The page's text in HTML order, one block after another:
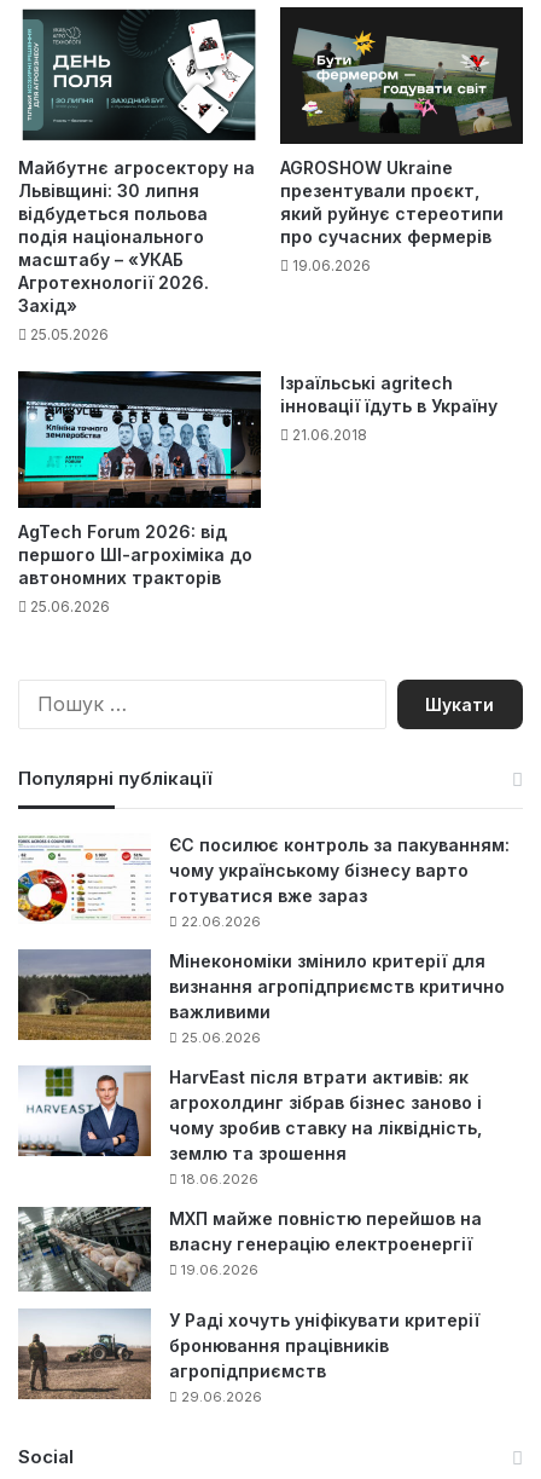
Майбутнє агросектору на
Львівщині: 30 липня
відбудеться польова
подія національного
масштабу – «УКАБ
Агротехнології 2026.
Захід»
25.05.2026
AGROSHOW Ukraine
презентували проєкт,
який руйнує стереотипи
про сучасних фермерів
19.06.2026
AgTech Forum 2026: від
першого ШІ-агрохіміка до
автономних тракторів
25.06.2026
Ізраїльські agritech
інновації їдуть в Україну
21.06.2018
П
Популярні публікації
ЄС посилює контроль за пакуванням:
чому українському бізнесу варто
готуватися вже зараз
22.06.2026
Мінекономіки змінило критерії для
визнання агропідприємств критично
важливими
25.06.2026
HarvEast після втрати активів: як
агрохолдинг зібрав бізнес заново і
чому зробив ставку на ліквідність,
землю та зрошення
18.06.2026
МХП майже повністю перейшов на
власну генерацію електроенергії
19.06.2026
У Раді хочуть уніфікувати критерії
бронювання працівників
агропідприємств
29.06.2026
Social